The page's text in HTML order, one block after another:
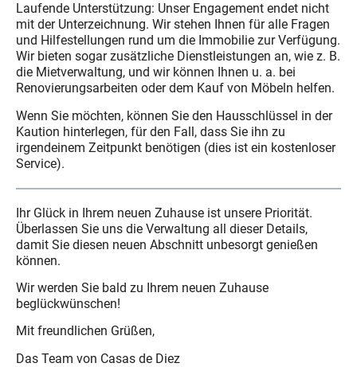
Laufende Unterstützung: Unser Engagement endet nicht
mit der Unterzeichnung. Wir stehen Ihnen für alle Fragen
und Hilfestellungen rund um die Immobilie zur Verfügung.
Wir bieten sogar zusätzliche Dienstleistungen an, wie z. B.
die Mietverwaltung, und wir können Ihnen u. a. bei
Renovierungsarbeiten oder dem Kauf von Möbeln helfen.
Wenn Sie möchten, können Sie den Hausschlüssel in der
Kaution hinterlegen, für den Fall, dass Sie ihn zu
irgendeinem Zeitpunkt benötigen (dies ist ein kostenloser
Service).
Ihr Glück in Ihrem neuen Zuhause ist unsere Priorität.
Überlassen Sie uns die Verwaltung all dieser Details,
damit Sie diesen neuen Abschnitt unbesorgt genießen
können.
Wir werden Sie bald zu Ihrem neuen Zuhause
beglückwünschen!
Mit freundlichen Grüßen,
Das Team von Casas de Diez